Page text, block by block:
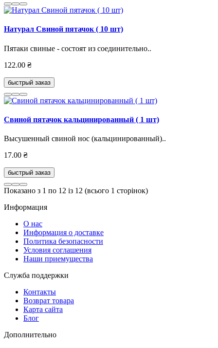
Натурал Свиной пятачок ( 10 шт)
Пятаки свиные - состоят из соединительно..
122.00 ₴
быстрый заказ
Свиной пятачок кальцинированный ( 1 шт)
Высушенный свиной нос (кальцинированный)..
17.00 ₴
быстрый заказ
Показано з 1 по 12 із 12 (всього 1 сторінок)
Информация
О нас
Информация о доставке
Политика безопасности
Условия соглашения
Наши приемущества
Служба поддержки
Контакты
Возврат товара
Карта сайта
Блог
Дополнительно